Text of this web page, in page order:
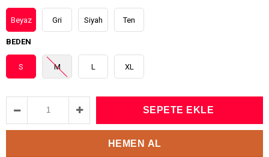
Beyaz Gri Siyah Ten
BEDEN
S M L XL